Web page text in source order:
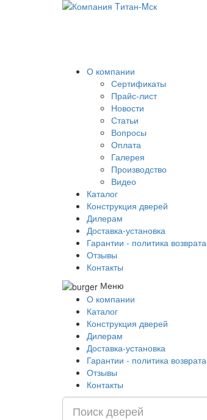
О компании
Сертификаты
Прайс-лист
Новости
Статьи
Вопросы
Оплата
Галерея
Производство
Видео
Каталог
Конструкция дверей
Дилерам
Доставка-установка
Гарантии - политика возврата
Отзывы
Контакты
Меню
О компании
Каталог
Конструкция дверей
Дилерам
Доставка-установка
Гарантии - политика возврата
Отзывы
Контакты